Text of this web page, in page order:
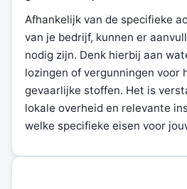
Afhankelijk van de specifieke
van je bedrijf, kunnen er
nodig zijn. Denk hierbij aan
lozingen of vergunningen voor
gevaarlijke stoffen. Het is
lokale overheid en relevante
welke specifieke eisen voor